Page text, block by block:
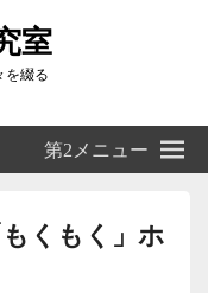
室
を綴る
第2メニュー
くもく」ホ